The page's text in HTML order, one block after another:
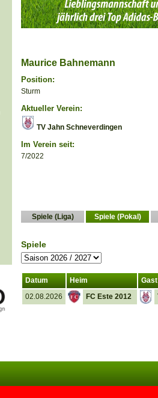
Maurice Bahnemann
Position:
Sturm
Aktueller Verein:
TV Jahn Schneverdingen
Im Verein seit:
7/2022
Spiele (Liga) Spiele (Pokal)
Spiele
Datum Heim
Gast
02.08.2026
FC Este 2012